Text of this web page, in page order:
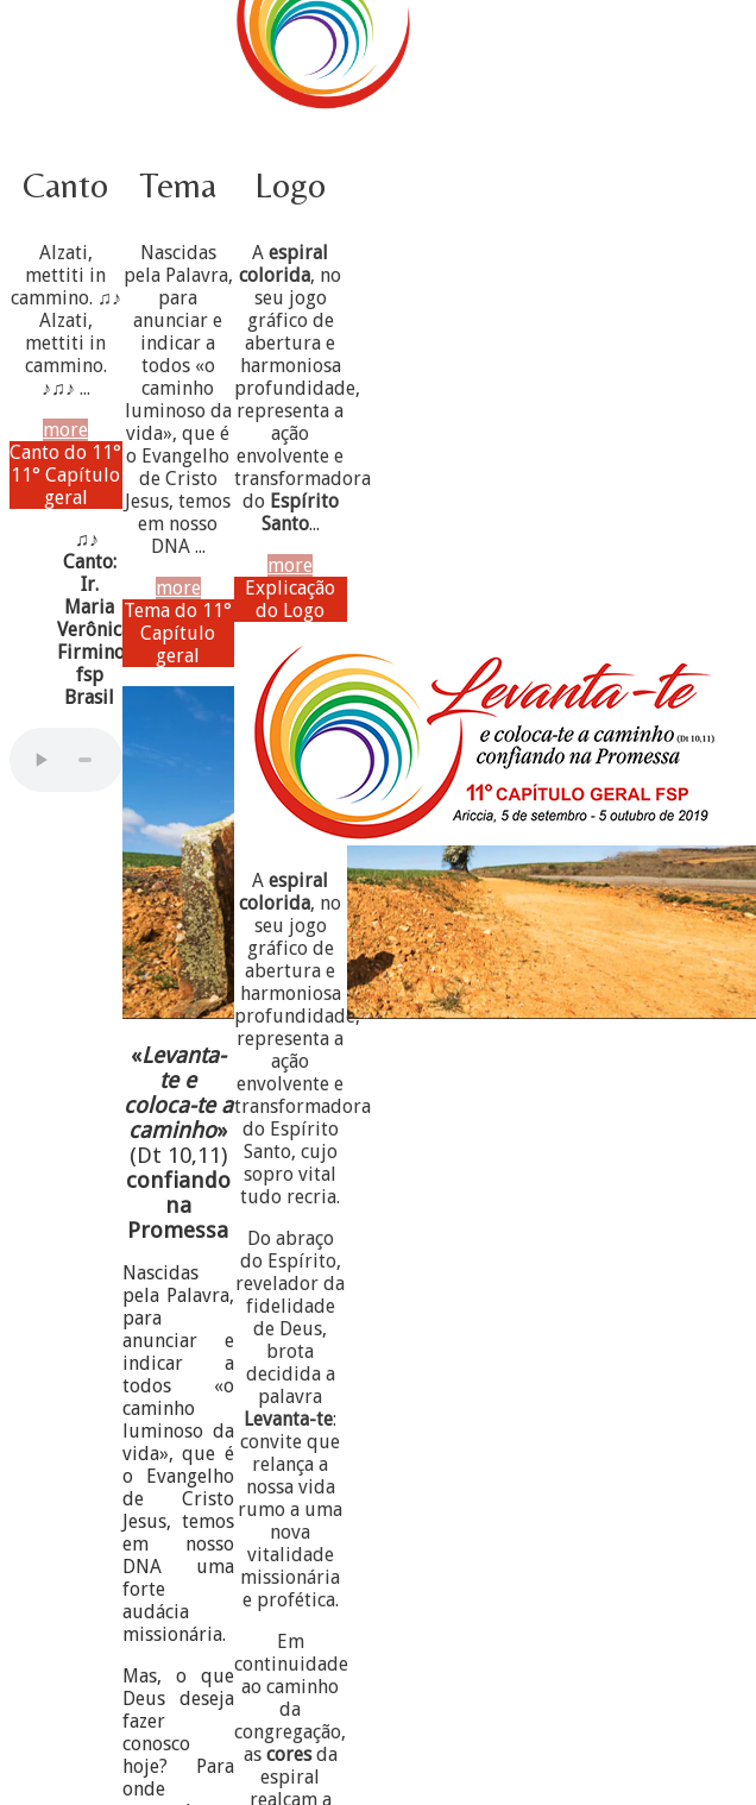
Canto
Alzati,
mettiti in
cammino. ♫♪
Alzati,
mettiti in
cammino.
♪♫♪ ...
more
Canto do 11°
11° Capítulo
geral
♫♪
Canto:
Ir.
Maria
Verônica
Firmino,
fsp
Brasil
Tema
Nascidas
pela Palavra,
para
anunciar e
indicar a
todos «o
caminho
luminoso da
vida», que é
o Evangelho
de Cristo
Jesus, temos
em nosso
DNA ...
more
Tema do 11°
Capítulo
geral
«Levanta-
te e
coloca-te a
caminho»
(Dt 10,11)
confiando
na
Promessa
Nascidas
pela Palavra,
para
anunciar e
indicar a
todos «o
caminho
luminoso da
vida», que é
o Evangelho
de Cristo
Jesus, temos
em nosso
DNA uma
forte
audácia
missionária.
Mas, o que
Deus deseja
fazer
conosco
hoje? Para
onde
Logo
Aespiral
colorida, no
seu jogo
gráfico de
abertura e
harmoniosa
profundidade,
representa a
ação
envolvente e
transformadora
do Espírito
Santo...
more
Explicação
do Logo
Aespiral
colorida, no
seu jogo
gráfico de
abertura e
harmoniosa
profundidade,
representa a
ação
envolvente e
transformadora
do Espírito
Santo, cujo
sopro vital
tudo recria.
Do abraço
do Espírito,
revelador da
fidelidade
de Deus,
brota
decidida a
palavra
Levanta-te:
convite que
relança a
nossa vida
rumo a uma
nova
vitalidade
missionária
e profética.
Em
continuidade
ao caminho
da
congregação,
as coresda
espiral
realçam a